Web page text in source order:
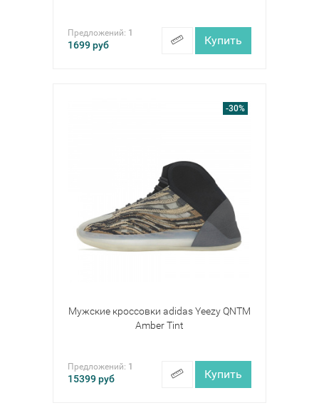
Предложений: 1
1699руб Купить
-30%
Мужские кроссовки adidas Yeezy QNTM
Amber Tint
Предложений: 1
15399руб Купить